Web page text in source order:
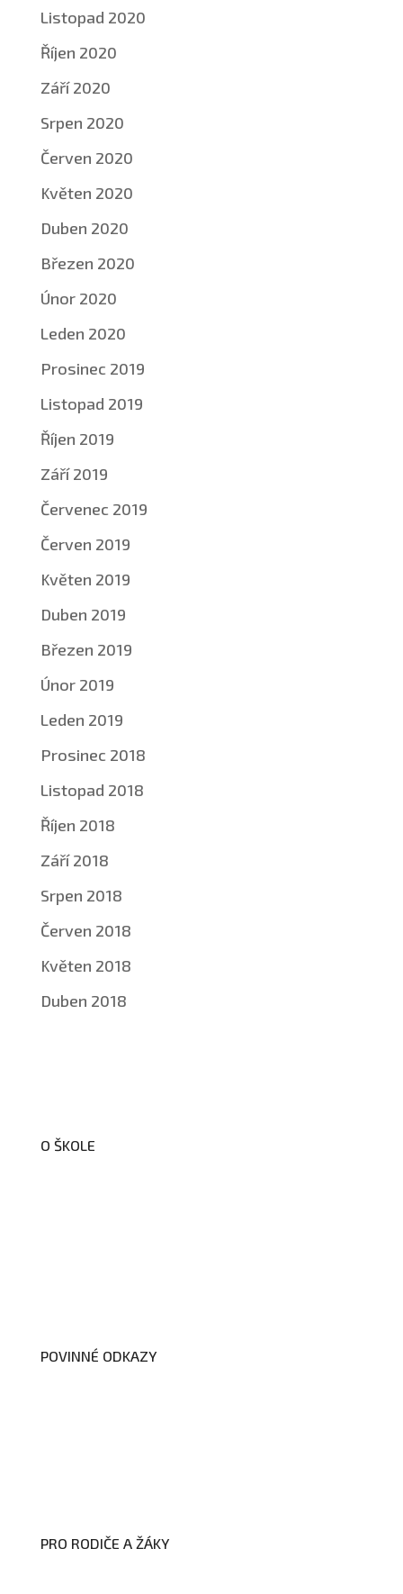
Listopad 2020
Říjen 2020
Září 2020
Srpen 2020
Červen 2020
Květen 2020
Duben 2020
Březen 2020
Únor 2020
Leden 2020
Prosinec 2019
Listopad 2019
Říjen 2019
Září 2019
Červenec 2019
Červen 2019
Květen 2019
Duben 2019
Březen 2019
Únor 2019
Leden 2019
Prosinec 2018
Listopad 2018
Říjen 2018
Září 2018
Srpen 2018
Červen 2018
Květen 2018
Duben 2018
O ŠKOLE
POVINNÉ ODKAZY
PRO RODIČE A ŽÁKY